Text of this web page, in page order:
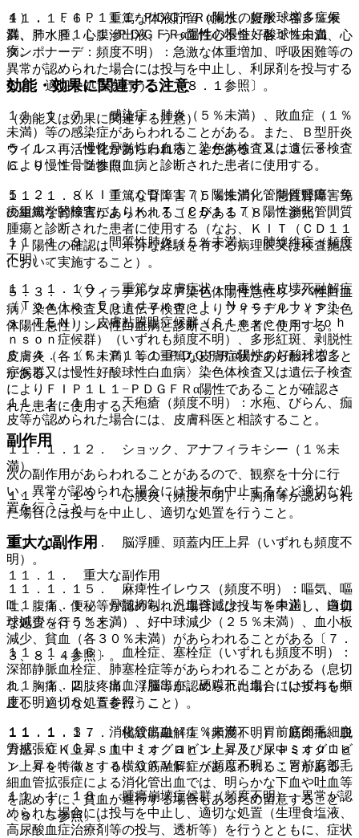
１１．１．６． 重篤な体液貯留（胸水、腹水：各５％未
満、肺水腫、心膜滲出液、うっ血性心不全：各１％未満、心
タンポナーデ：頻度不明）：急激な体重増加、呼吸困難等の
異常が認められた場合には投与を中止し、利尿剤を投与する
など、適切な処置を行うこと〔８．１参照〕。
１１．１．７． 感染症：肺炎（５％未満）、敗血症（１％
未満）等の感染症があらわれることがある。また、Ｂ型肝炎
ウイルス再活性化があらわれることがある〔８．３、８．
６、９．１．２参照〕。
１１．１．８． 重篤な腎障害（５％未満）：急性腎障害等
の重篤な腎障害があらわれることがある〔８．７参照〕。
１１．１．９． 間質性肺炎（５％未満）、肺線維症（頻度
不明）。
１１．１．１０． 重篤な皮膚症状：中毒性表皮壊死融解症
（Ｔｏｘｉｃ Ｅｐｉｄｅｒｍａｌ Ｎｅｃｒｏｌｙｓｉ
ｓ：ＴＥＮ）、皮膚粘膜眼症候群（Ｓｔｅｖｅｎｓ−Ｊｏｈ
ｎｓｏｎ症候群）（いずれも頻度不明）、多形紅斑、剥脱性
皮膚炎（各１％未満）等の重篤な皮膚症状があらわれること
がある。
１１．１．１１． 天疱瘡（頻度不明）：水疱、びらん、痂
皮等が認められた場合には、皮膚科医と相談すること。
１１．１．１２． ショック、アナフィラキシー（１％未
満）。
１１．１．１３． 心膜炎（頻度不明）：胸痛等が認められ
た場合には投与を中止し、適切な処置を行うこと。
１１．１．１４． 脳浮腫、頭蓋内圧上昇（いずれも頻度不
明）。
１１．１．１５． 麻痺性イレウス（頻度不明）：嘔気、嘔
吐、腹痛、便秘等が認められた場合には投与を中止し、適切
な処置を行うこと。
１１．１．１６． 血栓症、塞栓症（いずれも頻度不明）：
深部静脈血栓症、肺塞栓症等があらわれることがある（息切
れ、胸痛、四肢疼痛、浮腫等が認められた場合には投与を中
止し、適切な処置を行うこと）。
１１．１．１７． 横紋筋融解症（頻度不明）：筋肉痛、脱
力感、ＣＫ上昇、血中ミオグロビン上昇及び尿中ミオグロビ
ン上昇を特徴とする横紋筋融解症があらわれることがある。
１１．１．１８． 腫瘍崩壊症候群（頻度不明）：異常が認
められた場合には投与を中止し、適切な処置（生理食塩液、
高尿酸血症治療剤等の投与、透析等）を行うとともに、症状
４）． ＦＩＰ１Ｌ１−ＰＤＧＦＲα陽性の好酸球増多症候
群、ＦＩＰ１Ｌ１−ＰＤＧＦＲα陽性の慢性好酸球性白血
病。
効能・効果に関連する注意
（効能又は効果に関連する注意）
５．１． 〈慢性骨髄性白血病〉染色体検査又は遺伝子検査
により慢性骨髄性白血病と診断された患者に使用する。
５．２． 〈ＫＩＴ（ＣＤ１１７）陽性消化管間質腫瘍〉免
疫組織学的検査によりＫＩＴ（ＣＤ１１７）陽性消化管間質
腫瘍と診断された患者に使用する（なお、ＫＩＴ（ＣＤ１１
７）陽性の確認は、十分な経験を有する病理医又は検査施設
において実施すること）。
５．３． 〈フィラデルフィア染色体陽性急性リンパ性白血
病〉染色体検査又は遺伝子検査によりフィラデルフィア染色
体陽性急性リンパ性白血病と診断された患者に使用する。
５．４． 〈ＦＩＰ１Ｌ１−ＰＤＧＦＲα陽性の好酸球増多
症候群又は慢性好酸球性白血病〉染色体検査又は遺伝子検査
によりＦＩＰ１Ｌ１−ＰＤＧＦＲα陽性であることが確認さ
れた患者に使用する。
副作用
次の副作用があらわれることがあるので、観察を十分に行
い、異常が認められた場合には投与を中止するなど適切な処
置を行うこと。
重大な副作用
１１．１． 重大な副作用
１１．１．１． 骨髄抑制：汎血球減少（１％未満）、白血
球減少（３５％未満）、好中球減少（２５％未満）、血小板
減少、貧血（各３０％未満）があらわれることがある〔７．
３、８．４参照〕。
１１．１．２． 出血（脳出血、硬膜下出血）（いずれも頻
度不明）〔８．５参照〕。
１１．１．３． 消化管出血（１％未満）、胃前庭部毛細血
管拡張症（Ｇａｓｔｒｉｃ ａｎｔｒａｌ ｖａｓｃｕｌａ
ｒ ｅｃｔａｓｉａ：ＧＡＶＥ）（頻度不明）：胃前庭部毛
細血管拡張症による消化管出血では、明らかな下血や吐血等
を認めずに、貧血が進行する場合もあるため留意すること
〔８．５参照〕。